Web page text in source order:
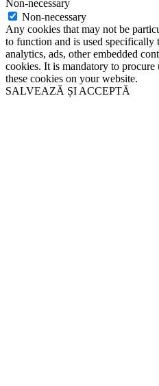
Non-necessary
Non-necessary
Any cookies that may not be
to function and is used specifically
analytics, ads, other embedded
cookies. It is mandatory to
these cookies on your website.
SALVEAZĂ ȘI ACCEPTĂ